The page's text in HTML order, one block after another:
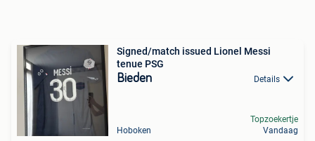
Signed/match issued Lionel Messi
tenue PSG
Bieden Details
Hoboken
Topzoekertje
Vandaag